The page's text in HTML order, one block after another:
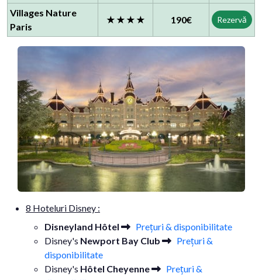
Villages Nature
Paris
★★★★ 190€ Rezervă
8 Hoteluri Disney :
Disneyland Hôtel
Prețuri & disponibilitate
Disney's Newport Bay Club
Prețuri &
disponibilitate
Disney's Hôtel Cheyenne
Prețuri &